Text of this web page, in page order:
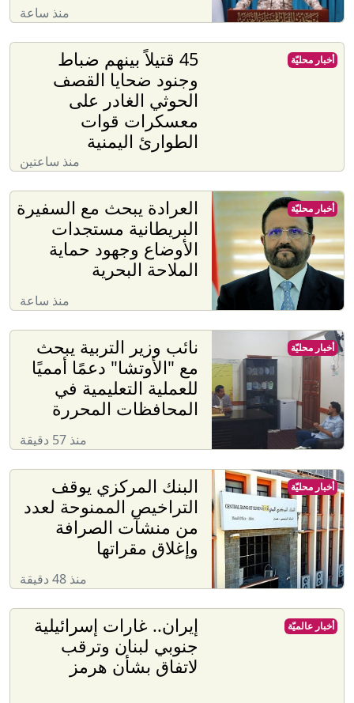
منذ ساعة
45 قتيلاً بينهم ضباط
وجنود ضحايا القصف
الحوثي الغادر على
معسكرات قوات
الطوارئ اليمنية
منذ ساعتين
أخبار محليّة
العرادة يبحث مع السفيرة
البريطانية مستجدات
الأوضاع وجهود حماية
الملاحة البحرية
منذ ساعة
أخبار محليّة
نائب وزير التربية يبحث
مع "الأوتشا" دعمًا أمميًا
للعملية التعليمية في
المحافظات المحررة
منذ 57 دقيقة
أخبار محليّة
البنك المركزي يوقف
التراخيص الممنوحة لعدد
من منشآت الصرافة
وإغلاق مقراتها
منذ 48 دقيقة
أخبار محليّة
إيران.. غارات إسرائيلية
جنوبي لبنان وترقب
لاتفاق بشأن هرمز
أخبار عالميّة